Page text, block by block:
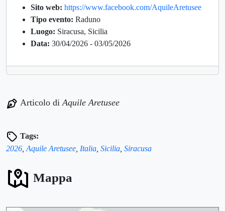
Sito web: https://www.facebook.com/AquileAretusee
Tipo evento: Raduno
Luogo: Siracusa, Sicilia
Data: 30/04/2026 - 03/05/2026
Articolo di Aquile Aretusee
Tags:
2026 Aquile Aretusee Italia Sicilia Siracusa
Mappa